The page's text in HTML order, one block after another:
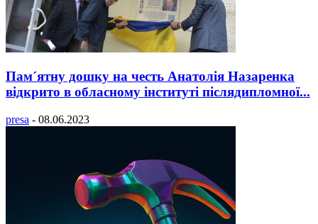
Пам´ятну дошку на честь Анатолія Назаренка
відкрито в обласному інституті післядипломної...
presa - 08.06.2023